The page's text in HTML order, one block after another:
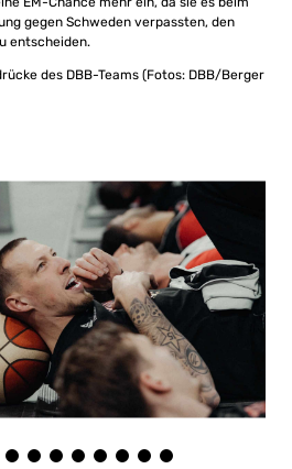
gegen Schweden verpassten, den
entscheiden.
des DBB-Teams (Fotos: DBB/Berger